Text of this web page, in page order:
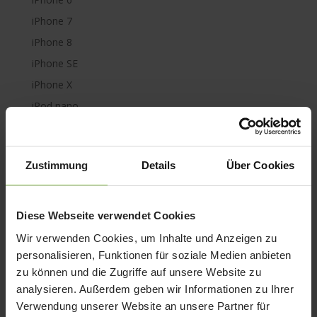
Zustimmung Details Über Cookies
Diese Webseite verwendet Cookies
Wir verwenden Cookies, um Inhalte und Anzeigen zu
personalisieren, Funktionen für soziale Medien anbieten
zu können und die Zugriffe auf unsere Website zu
analysieren. Außerdem geben wir Informationen zu Ihrer
Verwendung unserer Website an unsere Partner für
iPhone 7
iPhone 8
iPhone SE
iPhone X
iPod nano
iPod touch
Kabel & Adapter
Kopfhörer
LaCie Rugged
Lightning
Mac mini
Mac Pro
Mac Studio